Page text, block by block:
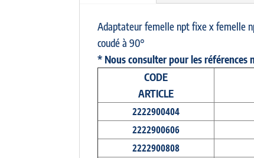
Adaptateur femelle npt fixe x femelle
coudé à 90°
* Nous consulter pour les références
CODE
ARTICLE
2222900404
2222900606
2222900808